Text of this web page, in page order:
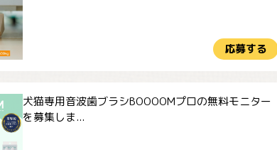
応募する
犬猫専用音波歯ブラシBOOOOMプロの無料モニター
を募集しま...